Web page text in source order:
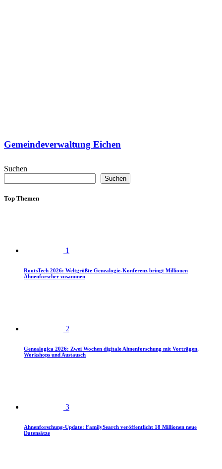
Gemeindeverwaltung Eichen
Suchen
Suchen
Top Themen
1
RootsTech 2026: Weltgrößte Genealogie-Konferenz bringt Millionen
Ahnenforscher zusammen
2
Genealogica 2026: Zwei Wochen digitale Ahnenforschung mit Vorträgen,
Workshops und Austausch
3
Ahnenforschung-Update: FamilySearch veröffentlicht 18 Millionen neue
Datensätze